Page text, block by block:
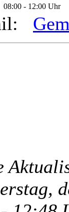
08:00 - 12:00 Uhr